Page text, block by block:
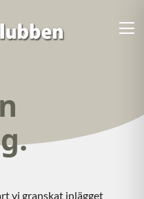
vi granskat inlägget